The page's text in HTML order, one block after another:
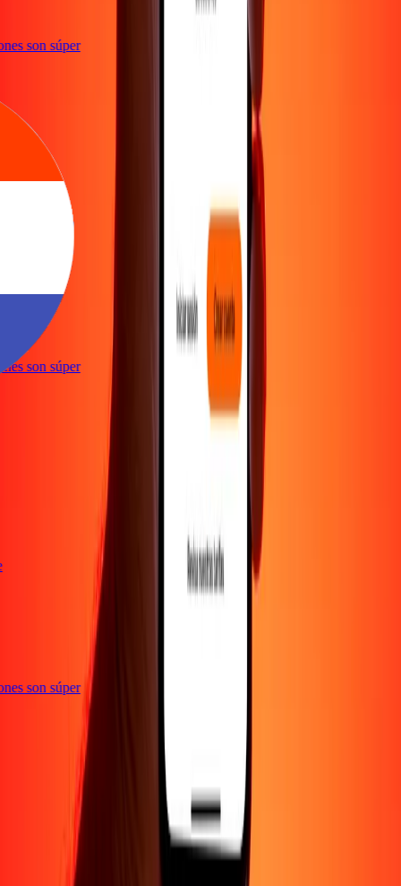
son súper
son súper
son súper
Blog PromocionesSeguridad
Transferencia internacional de dineroCorporativo
Conviértete en promotor